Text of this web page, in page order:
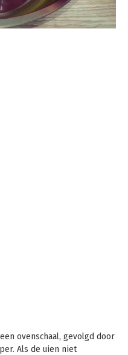
ovenschaal, gevolgd door
Als de uien niet